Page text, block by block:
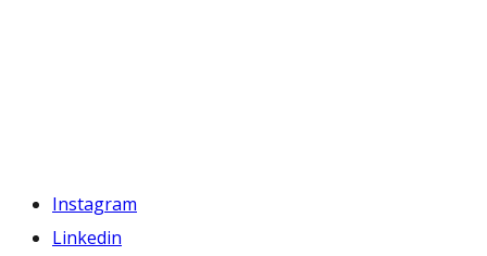
Instagram
Linkedin